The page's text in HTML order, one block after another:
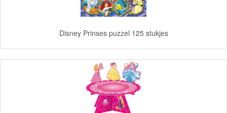
Blaze
Disney Prinses puzzel 125 stukjes